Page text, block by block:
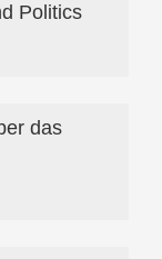
Politics
das